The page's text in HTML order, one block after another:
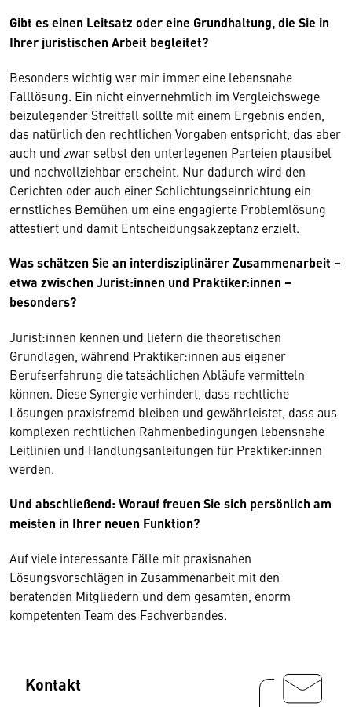
Gibt es einen Leitsatz oder eine Grundhaltung, die Sie in
Ihrer juristischen Arbeit begleitet?
Besonders wichtig war mir immer eine lebensnahe
Falllösung. Ein nicht einvernehmlich im Vergleichswege
beizulegender Streitfall sollte mit einem Ergebnis enden,
das natürlich den rechtlichen Vorgaben entspricht, das aber
auch und zwar selbst den unterlegenen Parteien plausibel
und nachvollziehbar erscheint. Nur dadurch wird den
Gerichten oder auch einer Schlichtungseinrichtung ein
ernstliches Bemühen um eine engagierte Problemlösung
attestiert und damit Entscheidungsakzeptanz erzielt.
Was schätzen Sie an interdisziplinärer Zusammenarbeit –
etwa zwischen Jurist:innen und Praktiker:innen –
besonders?
Jurist:innen kennen und liefern die theoretischen
Grundlagen, während Praktiker:innen aus eigener
Berufserfahrung die tatsächlichen Abläufe vermitteln
können. Diese Synergie verhindert, dass rechtliche
Lösungen praxisfremd bleiben und gewährleistet, dass aus
komplexen rechtlichen Rahmenbedingungen lebensnahe
Leitlinien und Handlungsanleitungen für Praktiker:innen
werden.
Und abschließend: Worauf freuen Sie sich persönlich am
meisten in Ihrer neuen Funktion?
Auf viele interessante Fälle mit praxisnahen
Lösungsvorschlägen in Zusammenarbeit mit den
beratenden Mitgliedern und dem gesamten, enorm
kompetenten Team des Fachverbandes.
Kontakt